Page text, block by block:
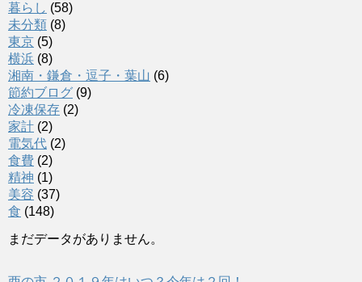
暮らし (58)
未分類 (8)
東京 (5)
横浜 (8)
湘南・鎌倉・逗子・葉山 (6)
節約ブログ (9)
冷凍保存 (2)
家計 (2)
電気代 (2)
食費 (2)
精神 (1)
美容 (37)
食 (148)
まだデータがありません。